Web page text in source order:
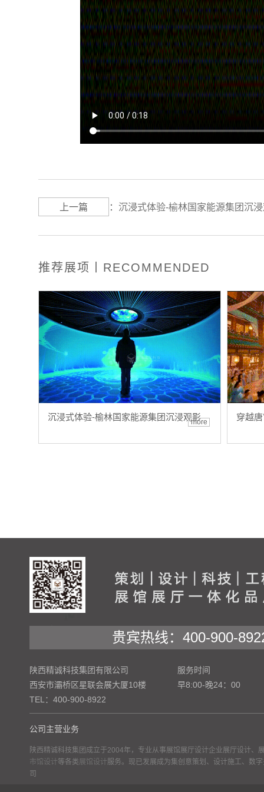
上一篇 ： 沉浸式体验-榆林国家能源集团沉
推荐展项丨RECOMMENDED
沉浸式体验-榆林国家能源集团沉浸观影
more 穿越
贵宾热线：400-900-
陕西精诚科技集团有限公司
西安市灞桥区星联会展大厦10楼
TEL：400-900-8922
服务时间
早8:00-晚24：00
公司主营业务
陕西精诚科技集团成立于2004年，专业从事展馆展厅设计企业展厅设计、
市馆设计等各类 展馆设计 服务。现已发展成为集创意策划、设计施工、数
司